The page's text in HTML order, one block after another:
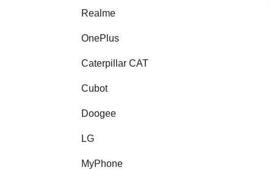
Realme
OnePlus
Caterpillar CAT
Cubot
Doogee
LG
MyPhone